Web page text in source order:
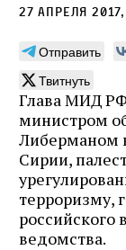
27 апреля
Отправить
Твитнуть
Глава МИД РФ
министром
Либерманом
Сирии,
терроризму,
российского
ведомства.